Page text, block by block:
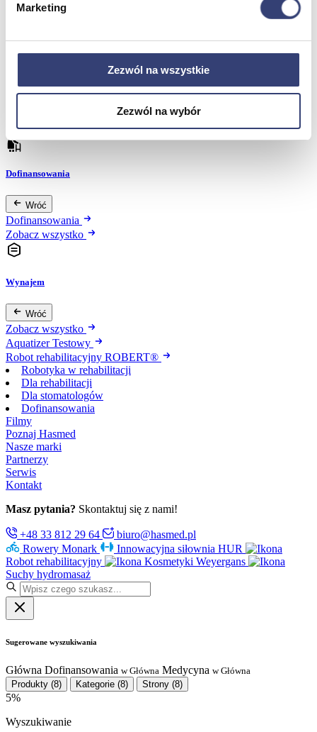
Marketing
Zezwól na wszystkie
Zezwól na wybór
Spa & Wellness
Fotele do masażu
Zobacz wszystko
Dofinansowania
Wróć
Dofinansowania
Zobacz wszystko
Wynajem
Wróć
Zobacz wszystko
Aquatizer Testowy
Robot rehabilitacyjny ROBERT®
Robotyka w rehabilitacji
Dla rehabilitacji
Dla stomatologów
Dofinansowania
Filmy
Poznaj Hasmed
Nasze marki
Partnerzy
Serwis
Kontakt
Masz pytania? Skontaktuj się z nami!
+48 33 812 29 64
biuro@hasmed.pl
Rowery Monark
Innowacyjna siłownia HUR
Robot rehabilitacyjny
Kosmetyki Weyergans
Suchy hydromasaż
Sugerowane wyszukiwania
Główna Dofinansowania w Główna Medycyna w Główna
Produkty (8) Kategorie (8) Strony (8)
5%
Wyszukiwanie